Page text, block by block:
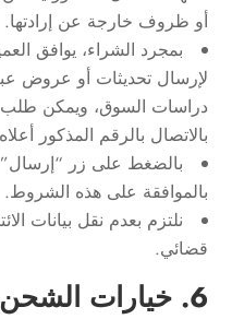
أو ظروف خارجة عن إرادتها.
بمجرد الشراء، يوافق
لإرسال تحديثات أو عروض عبر
دراسات السوق، ويمكن طلب
بالاتصال بالرقم المذكور
بالضغط على زر “إرسال”
بالموافقة على هذه الشروط.
نلتزم بعدم نقل بيانات
قضائي.
6. خيارات الشحن والاستلام